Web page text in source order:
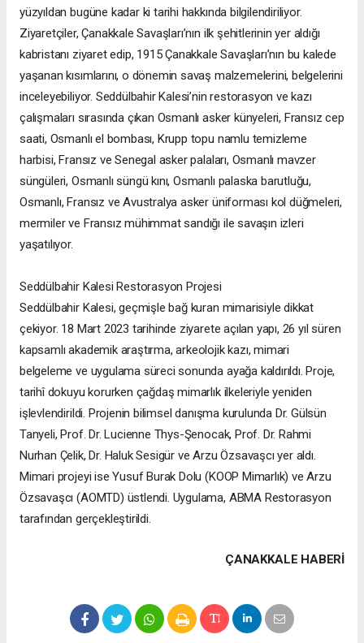
yüzyıldan bugüne kadar ki tarihi hakkında bilgilendiriliyor.
Ziyaretçiler, Çanakkale Savaşları’nın ilk şehitlerinin yer aldığı
kabristanı ziyaret edip, 1915 Çanakkale Savaşları’nın bu kalede
yaşanan kısımlarını, o dönemin savaş malzemelerini, belgelerini
inceleyebiliyor. Seddülbahir Kalesi’nin restorasyon ve kazı
çalışmaları sırasında çıkan Osmanlı asker künyeleri, Fransız cep
saati, Osmanlı el bombası, Krupp topu namlu temizleme
harbisi, Fransız ve Senegal asker palaları, Osmanlı mavzer
süngüleri, Osmanlı süngü kını, Osmanlı palaska barutluğu,
Osmanlı, Fransız ve Avustralya asker üniforması kol düğmeleri,
mermiler ve Fransız mühimmat sandığı ile savaşın izleri
yaşatılıyor.
Seddülbahir Kalesi Restorasyon Projesi
Seddülbahir Kalesi, geçmişle bağ kuran mimarisiyle dikkat
çekiyor. 18 Mart 2023 tarihinde ziyarete açılan yapı, 26 yıl süren
kapsamlı akademik araştırma, arkeolojik kazı, mimari
belgeleme ve uygulama süreci sonunda ayağa kaldırıldı. Proje,
tarihî dokuyu korurken çağdaş mimarlık ilkeleriyle yeniden
işlevlendirildi. Projenin bilimsel danışma kurulunda Dr. Gülsün
Tanyeli, Prof. Dr. Lucienne Thys-Şenocak, Prof. Dr. Rahmi
Nurhan Çelik, Dr. Haluk Sesigür ve Arzu Özsavaşcı yer aldı.
Mimari projeyi ise Yusuf Burak Dolu (KOOP Mimarlık) ve Arzu
Özsavaşcı (AOMTD) üstlendi. Uygulama, ABMA Restorasyon
tarafından gerçekleştirildi.
ÇANAKKALE HABERİ